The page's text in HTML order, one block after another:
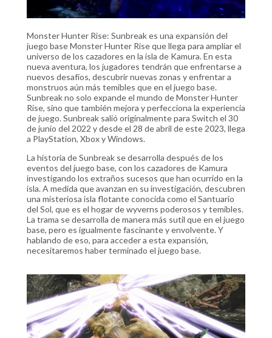
Monster Hunter Rise: Sunbreak es una expansión del
juego base Monster Hunter Rise que llega para ampliar el
universo de los cazadores en la isla de Kamura. En esta
nueva aventura, los jugadores tendrán que enfrentarse a
nuevos desafíos, descubrir nuevas zonas y enfrentar a
monstruos aún más temibles que en el juego base.
Sunbreak no solo expande el mundo de Monster Hunter
Rise, sino que también mejora y perfecciona la experiencia
de juego. Sunbreak salió originalmente para Switch el 30
de junio del 2022 y desde el 28 de abril de este 2023, llega
a PlayStation, Xbox y Windows.
La historia de Sunbreak se desarrolla después de los
eventos del juego base, con los cazadores de Kamura
investigando los extraños sucesos que han ocurrido en la
isla. A medida que avanzan en su investigación, descubren
una misteriosa isla flotante conocida como el Santuario
del Sol, que es el hogar de wyverns poderosos y temibles.
La trama se desarrolla de manera más sutil que en el juego
base, pero es igualmente fascinante y envolvente. Y
hablando de eso, para acceder a esta expansión,
necesitaremos haber terminado el juego base.